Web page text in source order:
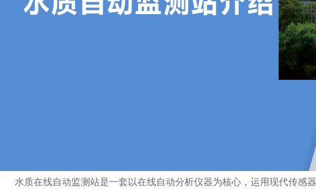
水质在线自动监测站是一套以在线自动分析仪器为核心，运用现代传感